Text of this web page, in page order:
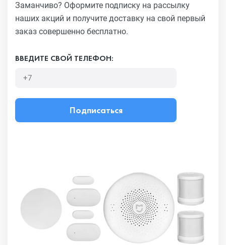
Заманчиво? Оформите подписку на рассылку
наших акций и получите доставку на свой первый
заказ совершенно бесплатно.
ВВЕДИТЕ СВОЙ ТЕЛЕФОН:
Подписаться